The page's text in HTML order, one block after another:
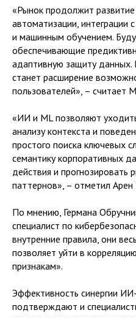
«Рынок продолжит
автоматизации, интеграции
и машинным обучением.
обеспечивающие
адаптивную защиту
станет расширение
пользователей», – считает
«ИИ и ML позволяют
анализу контекста и
простого поиска ключевых
семантику корпоративных
действия и прогнозировать
паттернов», – отметил Арен
По мнению, Германа
специалист по
внутренние правила, они
позволяет уйти в
признакам».
Эффективность синергии
подтверждают и